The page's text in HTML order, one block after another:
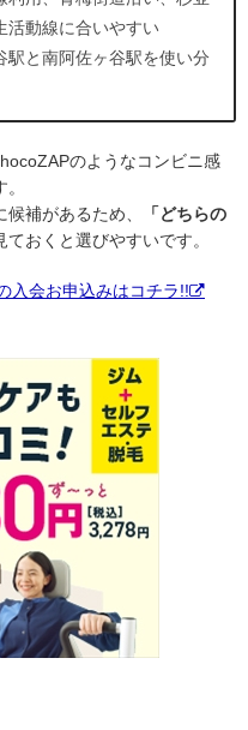
活動線に合いやすい
駅と南阿佐ヶ谷駅を使い分
のようなコンビニ感
補があるため、
「どちらの
ておくと選びやすいです。
入会お申込みはコチラ!!